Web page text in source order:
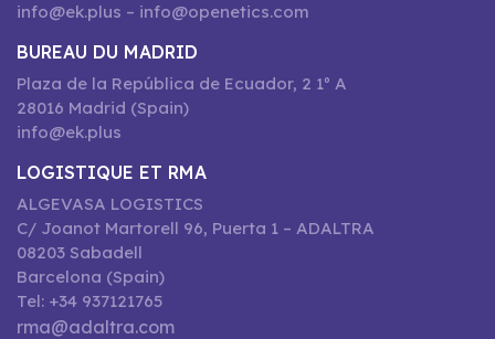
info@ek.plus – info@openetics.com
BUREAU DU MADRID
Plaza de la República de Ecuador, 2 1º A
28016 Madrid (Spain)
info@ek.plus
LOGISTIQUE ET RMA
ALGEVASA LOGISTICS
C/ Joanot Martorell 96, Puerta 1 – ADALTRA
08203 Sabadell
Barcelona (Spain)
Tel: +34 937121765
rma@adaltra.com